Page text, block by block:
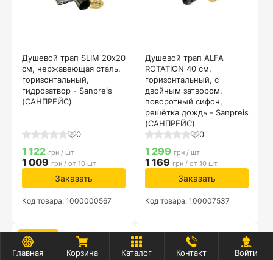
Душевой трап SLIM 20х20
см, нержавеющая сталь,
горизонтальный,
гидрозатвор - Sanpreis
(САНПРЕЙС)
0
1 122 грн / шт
1 009 грн / от 10 шт
Заказать
Код товара: 1000000567
Душевой трап ALFA
ROTATION 40 см,
горизонтальный, с
двойным затвором,
поворотный сифон,
решётка дождь - Sanpreis
(САНПРЕЙС)
0
1 299 грн / шт
1 169 грн / от 10 шт
Заказать
Код товара: 100007537
Скидка
Главная
Корзина Каталог Контакт Войти